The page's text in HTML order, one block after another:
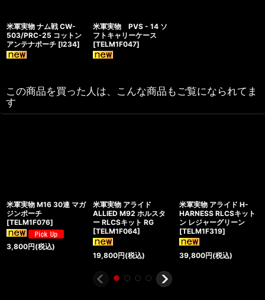
米軍実物 ナム戦 CW-
503/PRC-25 コットン
アンテナポーチ [l234]
米軍実物 PVS - 14 ソ
フトキャリーケース
[TELM1F047]
この商品を買った人は、こんな商品もご覧になられてま
す
米軍実物 M16 30連 マガ
ジンポーチ
[TELM1F076]
3,800円(税込)
米軍実物 アライド
ALLIED M92 ホルスタ
ー RLCSキット RG
[TELM1F064]
19,800円(税込)
米軍実物 アライド H-
HARNESS RLCSキット
ン レジャーグリーン
[TELM1F319]
39,800円(税込)